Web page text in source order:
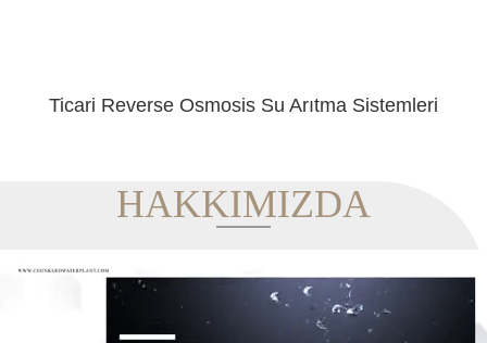
Ticari Reverse Osmosis Su Arıtma Sistemleri
HAKKIMIZDA